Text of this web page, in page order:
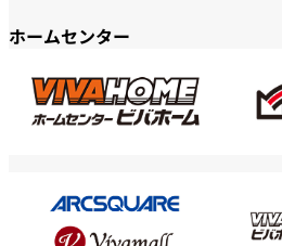
ホームセンター